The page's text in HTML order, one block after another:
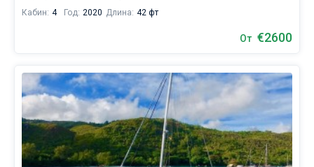
Кабин: 4 Год: 2020 Длина: 42 фт
От €2600